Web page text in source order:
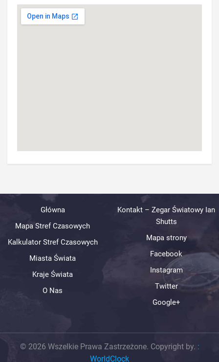
Główna
Mapa Stref Czasowych
Kalkulator Stref Czasowych
Miasta Świata
Kraje Świata
O Nas
Kontakt – Zegar Światowy Ian
Shutts
Mapa strony
Facebook
Instagram
Twitter
Google+
© 2026 Wszelkie Prawa Zastrzeżone. Copyright by. :
WorldClock